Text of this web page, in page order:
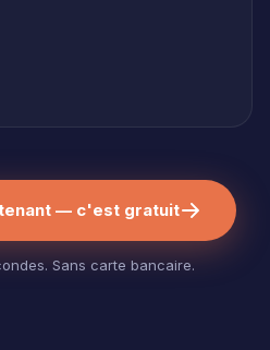
— c'est gratuit
Sans carte bancaire.